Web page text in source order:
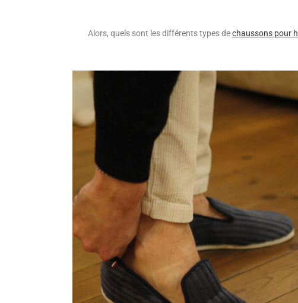
Alors, quels sont les différents types dechaussons pour